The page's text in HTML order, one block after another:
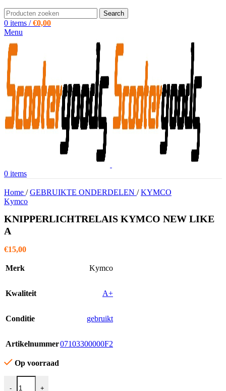
Search
0 items / €0,00
Menu
0 items
Home / GEBRUIKTE ONDERDELEN / KYMCO
Kymco
KNIPPERLICHTRELAIS KYMCO NEW LIKE
A
€15,00
Merk Kymco
Kwaliteit A+
Conditie gebruikt
Artikelnummer07103300000F2
Op voorraad
-
KNIPPERLICHTRELAIS KYMCO NEW LIKE A aantal
+